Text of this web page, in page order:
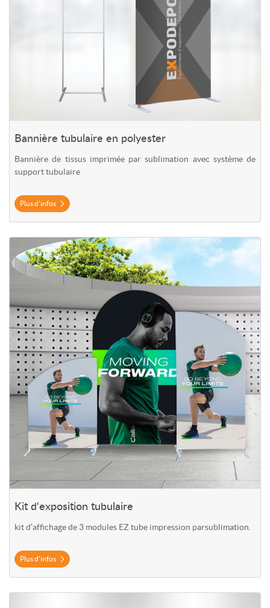
Bannière tubulaire en polyester
Bannière de tissus imprimée par sublimation avec système de
support tubulaire
Plus d'infos
Kit d'exposition tubulaire
kit d’affichage de 3 modules EZ tube impression parsublimation.
Plus d'infos
Plus d'infos Kit d'exposition tubulaire